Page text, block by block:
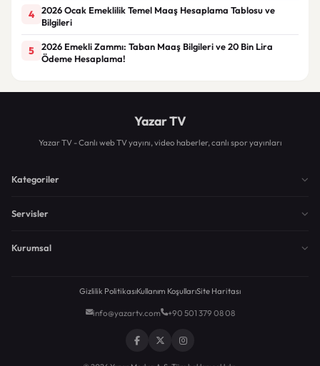
4
2026 Ocak Emeklilik Temel Maaş Hesaplama Tablosu ve
Bilgileri
5
2026 Emekli Zammı: Taban Maaş Bilgileri ve 20 Bin Lira
Ödeme Hesaplama!
Yazar TV
Yazar TV - Canlı web TV yayını, video haberler, canlı spor yayınları
Kategoriler
Servisler
Kurumsal
Gizlilik PolitikasıKullanım KoşullarıSite Haritası
info@yazartv.com +90 501 379 08 08